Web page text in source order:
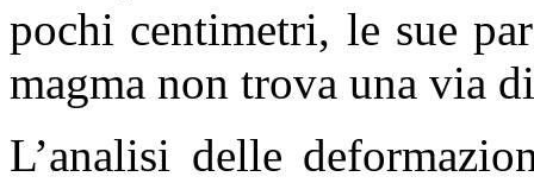
pochi centimetri, le sue
magma non trova una via
L’analisi delle